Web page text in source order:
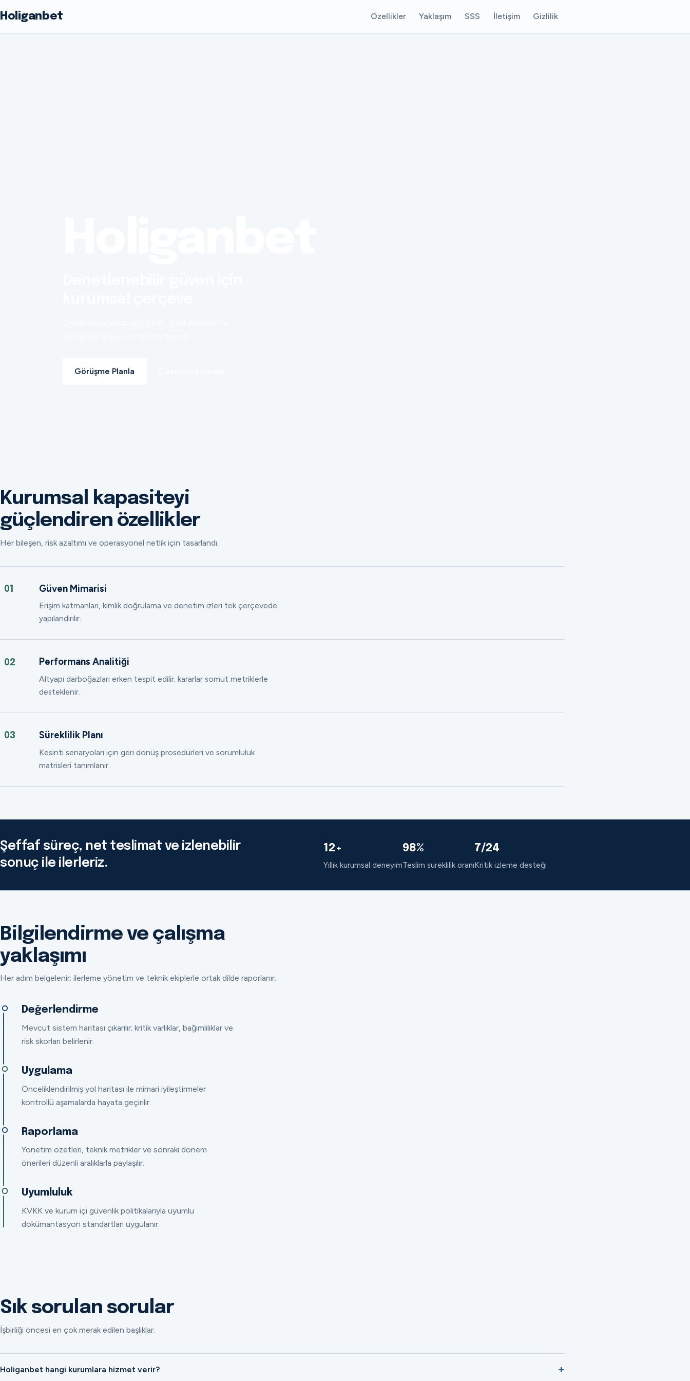
Holiganbet Özellikler Yaklaşım SSS İletişim Gizlilik
Görüşme Planla
Kurumsal kapasiteyi
güçlendiren özellikler
Her bileşen, risk azaltımı ve operasyonel netlik için tasarlandı.
01 Güven Mimarisi
Erişim katmanları, kimlik doğrulama ve denetim izleri tek çerçevede
yapılandırılır.
02 Performans Analitiği
Altyapı darboğazları erken tespit edilir; kararlar somut metriklerle
desteklenir.
03 Süreklilik Planı
Kesinti senaryoları için geri dönüş prosedürleri ve sorumluluk
matrisleri tanımlanır.
Şeffaf süreç, net teslimat ve izlenebilir
sonuç ile ilerleriz.
12+
Yıllık kurumsal deneyim
98%
Teslim süreklilik oranı
7/24
Kritik izleme desteği
Bilgilendirme ve çalışma
yaklaşımı
Her adım belgelenir; ilerleme yönetim ve teknik ekiplerle ortak dilde raporlanır.
Değerlendirme
Mevcut sistem haritası çıkarılır; kritik varlıklar, bağımlılıklar ve
risk skorları belirlenir.
Uygulama
Önceliklendirilmiş yol haritası ile mimari iyileştirmeler
kontrollü aşamalarda hayata geçirilir.
Raporlama
Yönetim özetleri, teknik metrikler ve sonraki dönem
önerileri düzenli aralıklarla paylaşılır.
Uyumluluk
KVKK ve kurum içi güvenlik politikalarıyla uyumlu
dokümantasyon standartları uygulanır.
Sık sorulan sorular
İşbirliği öncesi en çok merak edilen başlıklar.
Holiganbet hangi kurumlara hizmet verir?